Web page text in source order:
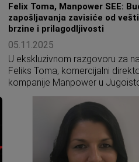
posvećeni potrošaču i neguju
odgovornu tržišnu konkurenciju.
Felix Toma, Manpower SEE:
zapošljavanja zavisiće od
brzine i prilagodljivosti
05.11.2025
U ekskluzivnom razgovoru za
Feliks Toma, komercijalni
kompanije Manpower u
Evropi, objašnjava kako globalni
trendovi menjaju tržište rada u
Jugoistočnoj Evropi i zašto
moraju da preispitaju načine
zapošljavanja kadrova pre
bude prekasno.